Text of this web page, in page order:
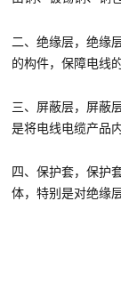
二、绝缘层，绝缘
的构件，保障电线
三、屏蔽层，屏蔽
是将电线电缆产品
四、保护套，保护
体，特别是对绝缘